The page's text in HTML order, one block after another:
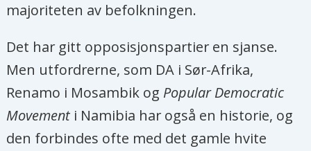
majoriteten av befolkningen.
Det har gitt opposisjonspartier en sjanse.
Men utfordrerne, som DA i Sør-Afrika,
Renamo i Mosambik og Popular Democratic
Movement i Namibia har også en historie, og
den forbindes ofte med det gamle hvite